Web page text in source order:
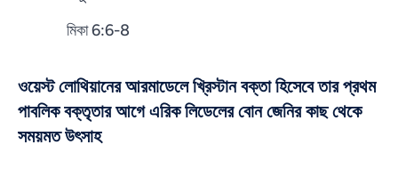
মিকা 6:6-8
ওয়েস্ট লোথিয়ানের আরমাডেলে খ্রিস্টান বক্তা হিসেবে তার প্রথম
পাবলিক বক্তৃতার আগে এরিক লিডেলের বোন জেনির কাছ থেকে
সময়মত উৎসাহ